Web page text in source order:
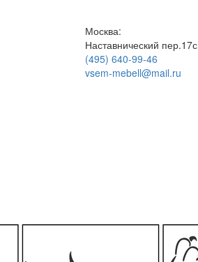
Москва:
Наставнический пер.17с
(495) 640-99-46
vsem-mebell@mail.ru